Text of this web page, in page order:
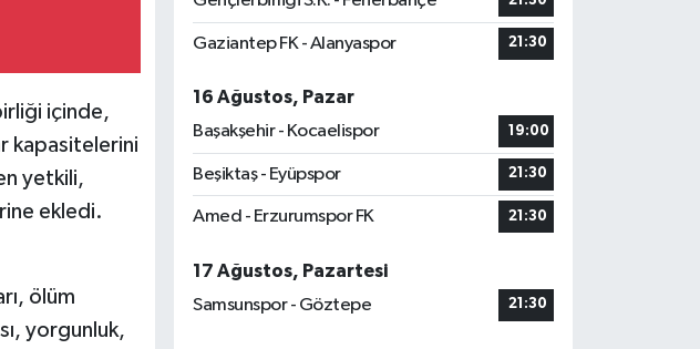
içinde,
kapasitelerini
yetkili,
ekledi.
ölüm
yorgunluk,
Gaziantep FK - Alanyaspor 21:30
16 Ağustos, Pazar
Başakşehir - Kocaelispor
19:00
Beşiktaş - Eyüpspor 21:30
Amed - Erzurumspor FK 21:30
17 Ağustos, Pazartesi
Samsunspor - Göztepe
21:30